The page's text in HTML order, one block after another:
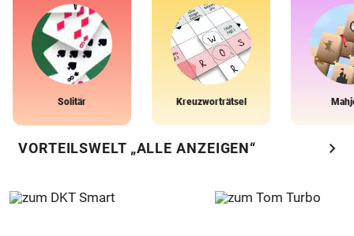
Solitär Kreuzworträtsel
VORTEILSWELT „ALLE ANZEIGEN“ chevron_right